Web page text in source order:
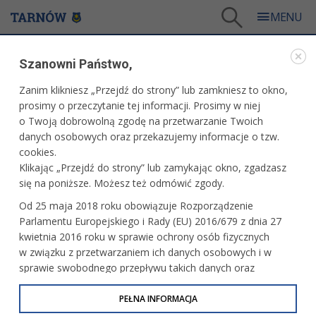
KULTURA
Czas na S.M.ROCK
Krasnoludki odwiedzą MCK – konkurs
Koncert Ewy Bem
Szanowni Państwo,
Zanim klikniesz „Przejdź do strony” lub zamkniesz to okno,
prosimy o przeczytanie tej informacji. Prosimy w niej
o Twoją dobrowolną zgodę na przetwarzanie Twoich
danych osobowych oraz przekazujemy informacje o tzw.
cookies.
Klikając „Przejdź do strony” lub zamykając okno, zgadzasz
się na poniższe. Możesz też odmówić zgody.
Od 25 maja 2018 roku obowiązuje Rozporządzenie
Parlamentu Europejskiego i Rady (EU) 2016/679 z dnia 27
kwietnia 2016 roku w sprawie ochrony osób fizycznych
w związku z przetwarzaniem ich danych osobowych i w
sprawie swobodnego przepływu takich danych oraz
uchylenia dyrektywy 95/46/WE (określane jako RODO, GDPR
lub Ogólne Rozporządzenie o Ochronie Danych
PEŁNA INFORMACJA